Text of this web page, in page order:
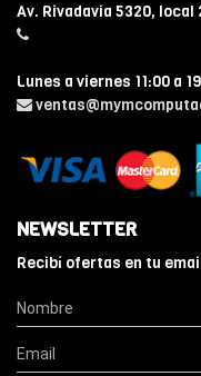
Av. Rivadavia 5320, local
Lunes a viernes 11:00 a
NEWSLETTER
Recibí ofertas en tu